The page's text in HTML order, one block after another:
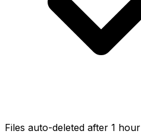
Files auto-deleted after 1 hour